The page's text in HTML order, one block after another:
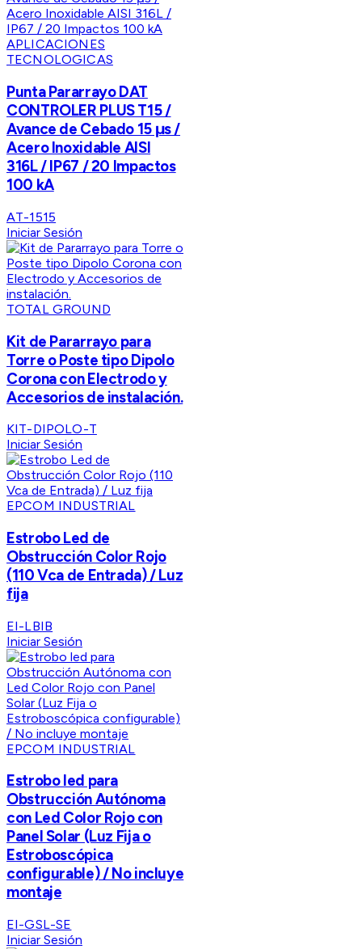
APLICACIONES
TECNOLOGICAS
Punta Pararrayo DAT
CONTROLER PLUS T15 /
Avance de Cebado 15 μs /
Acero Inoxidable AISI
316L / IP67 / 20 Impactos
100 kA
AT-1515
Iniciar Sesión
TOTAL GROUND
Kit de Pararrayo para
Torre o Poste tipo Dipolo
Corona con Electrodo y
Accesorios de instalación.
KIT-DIPOLO-T
Iniciar Sesión
EPCOM INDUSTRIAL
Estrobo Led de
Obstrucción Color Rojo
(110 Vca de Entrada) / Luz
fija
EI-LBIB
Iniciar Sesión
EPCOM INDUSTRIAL
Estrobo led para
Obstrucción Autónoma
con Led Color Rojo con
Panel Solar (Luz Fija o
Estroboscópica
configurable) / No incluye
montaje
EI-GSL-SE
Iniciar Sesión